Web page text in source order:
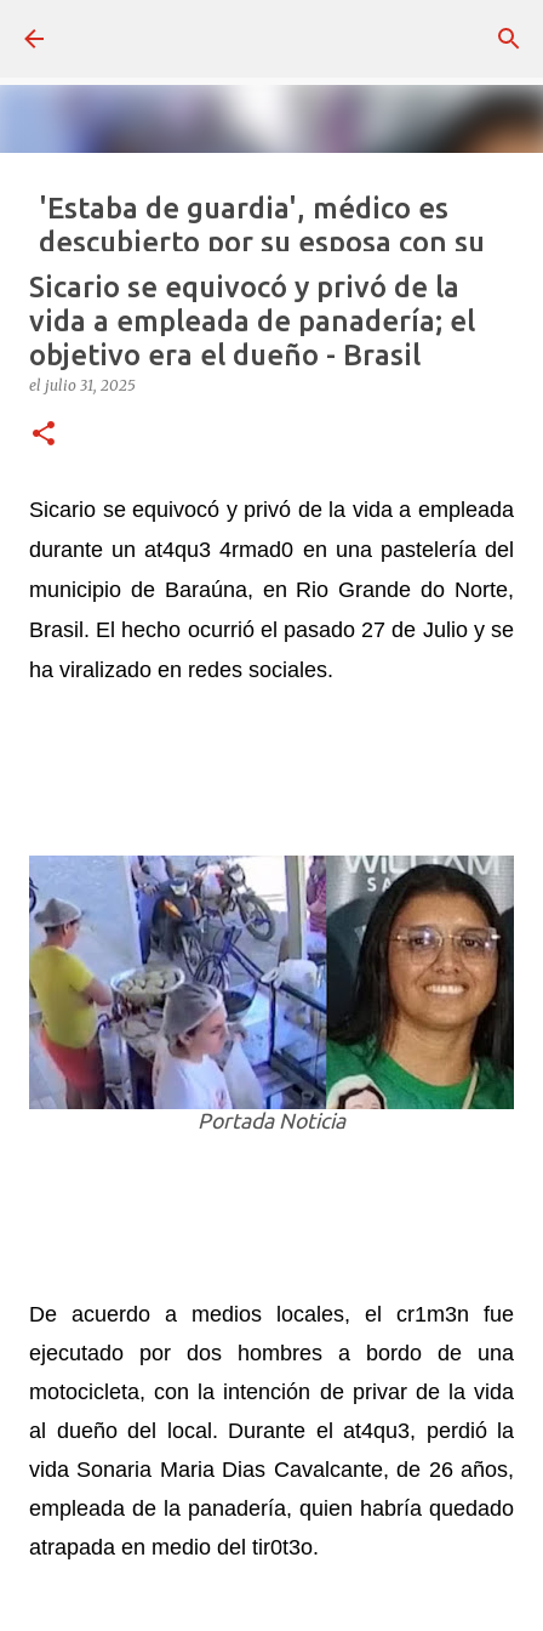
'Estaba de guardia', médico es
descubierto por su esposa con su
0tr4 familia - República
Dominicana
el julio 16, 2026 REPÚBLICA DOMINICANA VIRAL REDES
0
Sicario se equivocó y privó de la
vida a empleada de panadería; el
objetivo era el dueño - Brasil
el julio 31, 2025
Sicario se equivocó y privó de la vida a empleada
durante un at4qu3 4rmad0 en una pastelería del
municipio de Baraúna, en Rio Grande do Norte,
Brasil. El hecho ocurrió el pasado 27 de Julio y se
ha viralizado en redes sociales.
Portada Noticia
De acuerdo a medios locales, el cr1m3n fue
ejecutado por dos hombres a bordo de una
motocicleta, con la intención de privar de la vida
al dueño del local. Durante el at4qu3, perdió la
vida Sonaria Maria Dias Cavalcante, de 26 años,
empleada de la panadería, quien habría quedado
atrapada en medio del tir0t3o.